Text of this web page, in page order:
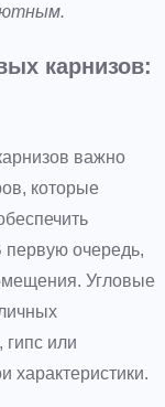
карнизов:
важно
которые
первую очередь,
Угловые
гипс или
характеристики.